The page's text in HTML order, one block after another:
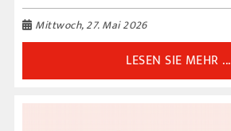
Mittwoch, 27. Mai 2026
LESEN SIE MEHR ...